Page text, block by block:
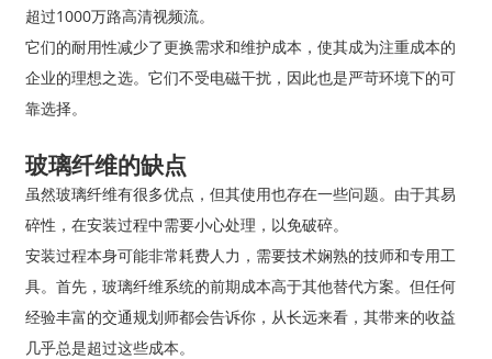
超过1000万路高清视频流。
它们的耐用性减少了更换需求和维护成本，使其成为注重成本的
企业的理想之选。它们不受电磁干扰，因此也是严苛环境下的可
靠选择。
玻璃纤维的缺点
虽然玻璃纤维有很多优点，但其使用也存在一些问题。由于其易
碎性，在安装过程中需要小心处理，以免破碎。
安装过程本身可能非常耗费人力，需要技术娴熟的技师和专用工
具。首先，玻璃纤维系统的前期成本高于其他替代方案。但任何
经验丰富的交通规划师都会告诉你，从长远来看，其带来的收益
几乎总是超过这些成本。